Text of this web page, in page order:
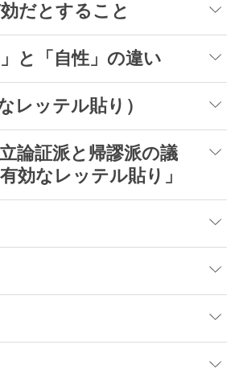
だとすること
と「自性」の違い
レッテル貼り）
論証派と帰謬派の議
効なレッテル貼り」